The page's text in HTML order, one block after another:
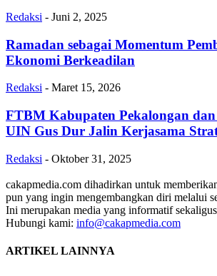
Redaksi - Juni 2, 2025
Ramadan sebagai Momentum
Ekonomi Berkeadilan
Redaksi - Maret 15, 2026
FTBM Kabupaten Pekalongan
UIN Gus Dur Jalin Kerjasama
Redaksi - Oktober 31, 2025
cakapmedia.com dihadirkan untuk
pun yang ingin mengembangkan diri melalui
Ini merupakan media yang informatif
Hubungi kami: info@cakapmedia.com
ARTIKEL LAINNYA